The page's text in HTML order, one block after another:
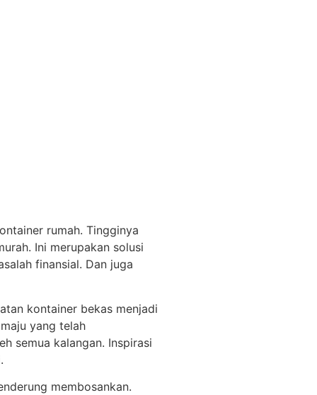
rumah. Tingginya
Ini merupakan solusi
finansial. Dan juga
kontainer bekas menjadi
yang telah
semua kalangan. Inspirasi
membosankan.